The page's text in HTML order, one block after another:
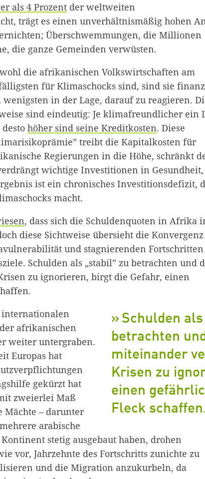
als 4 Prozent der weltweiten
trägt es einen unverhältnismäßig hohen
Überschwemmungen, die Millionen
die ganze Gemeinden verwüsten.
die afrikanischen Volkswirtschaften am
für Klimaschocks sind, sind sie
wenigsten in der Lage, darauf zu reagieren.
sind eindeutig: Je klimafreundlicher ein
höher sind seine Kreditkosten. Diese
treibt die Kapitalkosten für
Regierungen in die Höhe, schränkt
wichtige Investitionen in Gesundheit,
ist ein chronisches Investitionsdefizit,
macht.
, dass sich die Schuldenquoten in Afrika
diese Sichtweise übersieht die
und stagnierenden
Schulden als „stabil” zu betrachten und
zu ignorieren, birgt die Gefahr, einen
Schulden als
betrachten
miteinander
Krisen zu
einen
Fleck
afrikanischen
weiter untergraben.
Europas hat
gekürzt hat
zweierlei Maß
Mächte – darunter
arabische
stetig ausgebaut haben, drohen
vor, Jahrzehnte des Fortschritts zunichte zu
und die Migration anzukurbeln, da
hinzugefügt:
Zum Warenkorb